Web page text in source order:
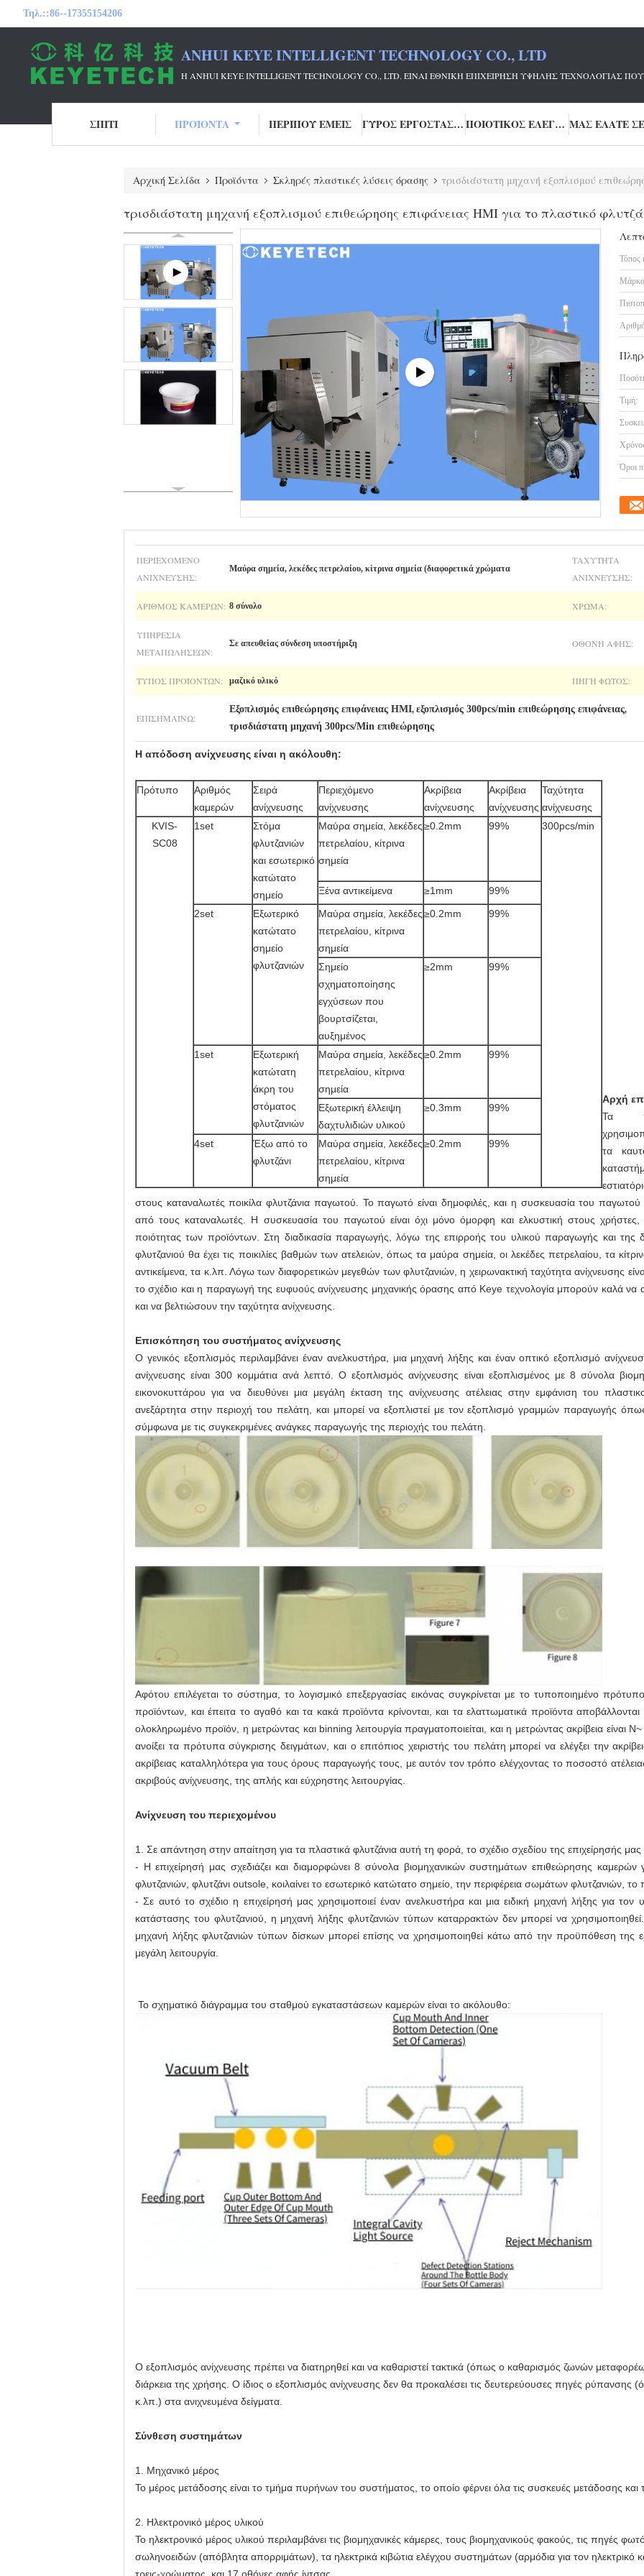
Τηλ.::86--17355154206
ANHUI KEYE INTELLIGENT TECHNOLOGY CO., LTD
Η ANHUI KEYE INTELLIGENT TECHNOLOGY CO., LTD. ΕΊΝΑΙ ΕΘΝΙΚΉ ΕΠΙΧΕΊΡΗΣΗ ΥΨΗΛΉΣ
ΣΠΊΤΙ ΠΡΟΪΌΝΤΑ ΠΕΡΊΠΟΥ ΕΜΕΊΣ ΓΎΡΟΣ ΕΡΓΟΣΤΑΣΊΩΝ ΠΟΙΟΤΙΚΌΣ ΈΛΕΓΧΟΣ
Αρχική Σελίδα Προϊόντα Σκληρές πλαστικές λύσεις όρασης τρισδιάστατη μηχανή εξοπλισμού επιθεώρησης
τρισδιάστατη μηχανή εξοπλισμού επιθεώρησης επιφάνειας HMI για το πλαστικό
Τόπος
Τιμή:
Όροι
ΠΕΡΙΕΧΌΜΕΝΟ
ΑΝΊΧΝΕΥΣΗΣ:
Μαύρα σημεία, λεκέδες πετρελαίου, κίτρινα σημεία (διαφορετικά χρώματα
ΤΑΧΎΤΗΤΑ
ΑΝΊΧΝΕΥΣΗΣ:
ΑΡΙΘΜΌΣ ΚΑΜΕΡΏΝ: 8 σύνολο ΧΡΏΜΑ:
ΥΠΗΡΕΣΊΑ
ΜΕΤΑΠΩΛΉΣΕΩΝ:
Σε απευθείας σύνδεση υποστήριξη ΟΘΌΝΗ ΑΦΉΣ:
ΤΎΠΟΣ ΠΡΟΪΌΝΤΩΝ: μαζικό υλικό ΠΗΓΉ ΦΩΤΌΣ:
ΕΠΙΣΗΜΑΊΝΩ:
Εξοπλισμός επιθεώρησης επιφάνειας HMI, εξοπλισμός 300pcs/min επιθεώρησης επιφάνειας,
τρισδιάστατη μηχανή 300pcs/Min επιθεώρησης
Η απόδοση ανίχνευσης είναι η ακόλουθη:
Πρότυπο
Αριθμός
καμερών
Σειρά
ανίχνευσης
Περιεχόμενο
ανίχνευσης
Ακρίβεια
ανίχνευσης
Ακρίβεια
ανίχνευσης
Ταχύτητα
ανίχνευσης
KVIS-
SC08
1set
Στόμα
φλυτζανιών
και εσωτερικό
κατώτατο
σημείο
Μαύρα σημεία, λεκέδες
πετρελαίου, κίτρινα
σημεία
≥0.2mm 99% 300pcs/min
Ξένα αντικείμενα ≥1mm
99%
2set
Εξωτερικό
κατώτατο
σημείο
φλυτζανιών
Μαύρα σημεία, λεκέδες
πετρελαίου, κίτρινα
σημεία
≥0.2mm 99%
Σημείο
σχηματοποίησης
εγχύσεων που
βουρτσίζεται,
αυξημένος
≥2mm 99%
1set
Εξωτερική
κατώτατη
άκρη του
στόματος
φλυτζανιών
Μαύρα σημεία, λεκέδες
πετρελαίου, κίτρινα
σημεία
≥0.2mm 99%
Εξωτερική έλλειψη
δαχτυλιδιών υλικού
≥0.3mm 99%
4set
Έξω από το
φλυτζάνι
Μαύρα σημεία, λεκέδες
πετρελαίου, κίτρινα
σημεία
≥0.2mm 99%
Αρχή
Τα
τα
στους καταναλωτές ποικίλα φλυτζάνια παγωτού. Το παγωτό είναι δημοφιλές, και η συσκευασία του
από τους καταναλωτές. Η συσκευασία του παγωτού είναι όχι μόνο όμορφη και ελκυστική στους χρήστες,
ποιότητας των προϊόντων. Στη διαδικασία παραγωγής, λόγω της επιρροής του υλικού παραγωγής και της
φλυτζανιού θα έχει τις ποικιλίες βαθμών των ατελειών, όπως τα μαύρα σημεία, οι λεκέδες πετρελαίου, τα
αντικείμενα, τα κ.λπ. Λόγω των διαφορετικών μεγεθών των φλυτζανιών, η χειρωνακτική ταχύτητα ανίχνευσης
το σχέδιο και η παραγωγή της ευφυούς ανίχνευσης μηχανικής όρασης από Keye τεχνολογία μπορούν καλά να
και να βελτιώσουν την ταχύτητα ανίχνευσης.
Επισκόπηση του συστήματος ανίχνευσης
Ο γενικός εξοπλισμός περιλαμβάνει έναν ανελκυστήρα, μια μηχανή λήξης και έναν οπτικό εξοπλισμό
ανίχνευσης είναι 300 κομμάτια ανά λεπτό. Ο εξοπλισμός ανίχνευσης είναι εξοπλισμένος με 8 σύνολα
εικονοκυττάρου για να διευθύνει μια μεγάλη έκταση της ανίχνευσης ατέλειας στην εμφάνιση του
ανεξάρτητα στην περιοχή του πελάτη, και μπορεί να εξοπλιστεί με τον εξοπλισμό γραμμών παραγωγής
σύμφωνα με τις συγκεκριμένες ανάγκες παραγωγής της περιοχής του πελάτη.
Αφότου επιλέγεται το σύστημα, το λογισμικό επεξεργασίας εικόνας συγκρίνεται με το τυποποιημένο
προϊόντων, και έπειτα το αγαθό και τα κακά προϊόντα κρίνονται, και τα ελαττωματικά προϊόντα
ολοκληρωμένο προϊόν, η μετρώντας και binning λειτουργία πραγματοποιείται, και η μετρώντας ακρίβεια είναι
ανοίξει τα πρότυπα σύγκρισης δειγμάτων, και ο επιτόπιος χειριστής του πελάτη μπορεί να ελέγξει την
ακρίβειας καταλληλότερα για τους όρους παραγωγής τους, με αυτόν τον τρόπο ελέγχοντας το ποσοστό
ακριβούς ανίχνευσης, της απλής και εύχρηστης λειτουργίας.
Ανίχνευση του περιεχομένου
1. Σε απάντηση στην απαίτηση για τα πλαστικά φλυτζάνια αυτή τη φορά, το σχέδιο σχεδίου της επιχείρησής μας
- Η επιχείρησή μας σχεδιάζει και διαμορφώνει 8 σύνολα βιομηχανικών συστημάτων επιθεώρησης καμερών
φλυτζανιών, φλυτζάνι outsole, κοιλαίνει το εσωτερικό κατώτατο σημείο, την περιφέρεια σωμάτων φλυτζανιών, το
- Σε αυτό το σχέδιο η επιχείρησή μας χρησιμοποιεί έναν ανελκυστήρα και μια ειδική μηχανή λήξης για τον
κατάστασης του φλυτζανιού, η μηχανή λήξης φλυτζανιών τύπων καταρρακτών δεν μπορεί να
μηχανή λήξης φλυτζανιών τύπων δίσκων μπορεί επίσης να χρησιμοποιηθεί κάτω από την προϋπόθεση της
μεγάλη λειτουργία.
Το σχηματικό διάγραμμα του σταθμού εγκαταστάσεων καμερών είναι το ακόλουθο:
Ο εξοπλισμός ανίχνευσης πρέπει να διατηρηθεί και να καθαριστεί τακτικά (όπως ο καθαρισμός ζωνών
διάρκεια της χρήσης. Ο ίδιος ο εξοπλισμός ανίχνευσης δεν θα προκαλέσει τις δευτερεύουσες πηγές ρύπανσης
κ.λπ.) στα ανιχνευμένα δείγματα.
Σύνθεση συστημάτων
1. Μηχανικό μέρος
Το μέρος μετάδοσης είναι το τμήμα πυρήνων του συστήματος, το οποίο φέρνει όλα τις συσκευές μετάδοσης και
2. Ηλεκτρονικό μέρος υλικού
Το ηλεκτρονικό μέρος υλικού περιλαμβάνει τις βιομηχανικές κάμερες, τους βιομηχανικούς φακούς, τις πηγές
σωληνοειδών (απόβλητα απορριμάτων), τα ηλεκτρικά κιβώτια ελέγχου συστημάτων (αρμόδια για τον ηλεκτρικό
τρεις-χρώματος, και 17 οθόνες αφής ίντσας.